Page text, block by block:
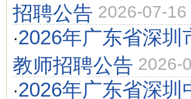
招聘公告 2026-07-16
·2026年广东省深
教师招聘公告 2026-
·2026年广东省深